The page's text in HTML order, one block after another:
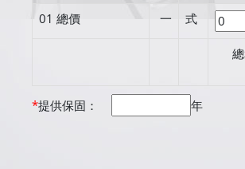
01 總價 一 式
*提供保固： 年